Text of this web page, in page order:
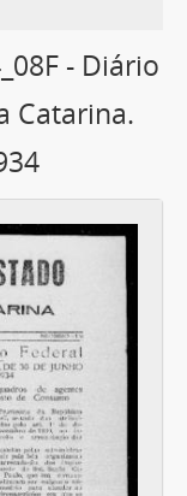
- Diário
Catarina.